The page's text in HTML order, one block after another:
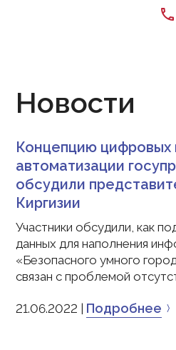
call
Новости
Концепцию
автоматизации
обсудили
Киргизии
Участники обсудили, как
данных для наполнения
«Безопасного умного
связан с проблемой
21.06.2022 | Подробнее